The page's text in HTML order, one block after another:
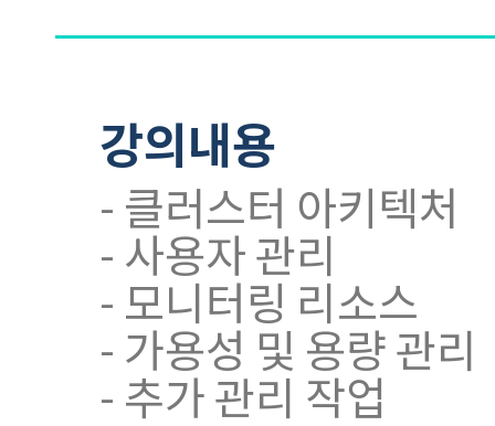
강의내용
- 클러스터 아키텍처
- 사용자 관리
- 모니터링 리소스
- 가용성 및 용량 관리
- 추가 관리 작업